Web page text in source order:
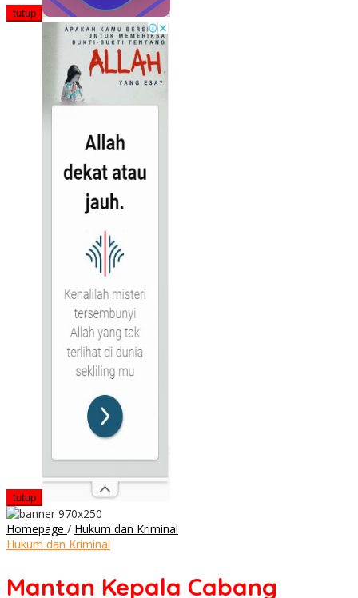
tutup
tutup
Homepage / Hukum dan Kriminal
di
Hukum dan Kriminal
Mantan Kepala Cabang